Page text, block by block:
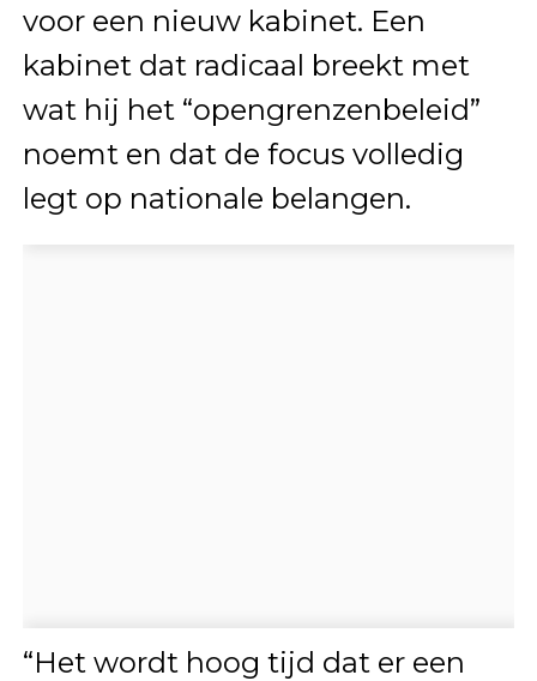
voor een nieuw kabinet. Een
kabinet dat radicaal breekt met
wat hij het “opengrenzenbeleid”
noemt en dat de focus volledig
legt op nationale belangen.
“Het wordt hoog tijd dat er een